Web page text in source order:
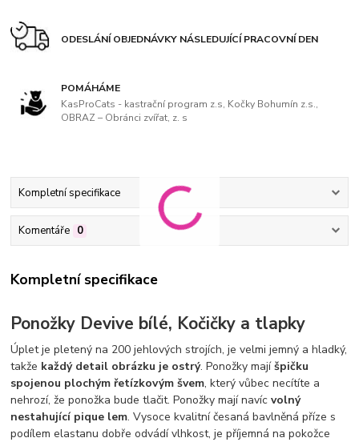
ODESLÁNÍ OBJEDNÁVKY NÁSLEDUJÍCÍ PRACOVNÍ DEN
POMÁHÁME
KasProCats - kastrační program z.s, Kočky Bohumín z.s.,
OBRAZ – Obránci zvířat, z. s
Kompletní specifikace
Komentáře 0
Kompletní specifikace
Ponožky Devive bílé, Kočičky a tlapky
Úplet je pletený na 200 jehlových strojích, je velmi jemný a hladký,
takže každý detail obrázku je ostrý. Ponožky majíšpičku
spojenou plochým řetízkovým švem, který vůbec necítíte a
nehrozí, že ponožka bude tlačit. Ponožky mají navícvolný
nestahující pique lem. Vysoce kvalitní česaná bavlněná příze s
podílem elastanu dobře odvádí vlhkost, je příjemná na pokožce